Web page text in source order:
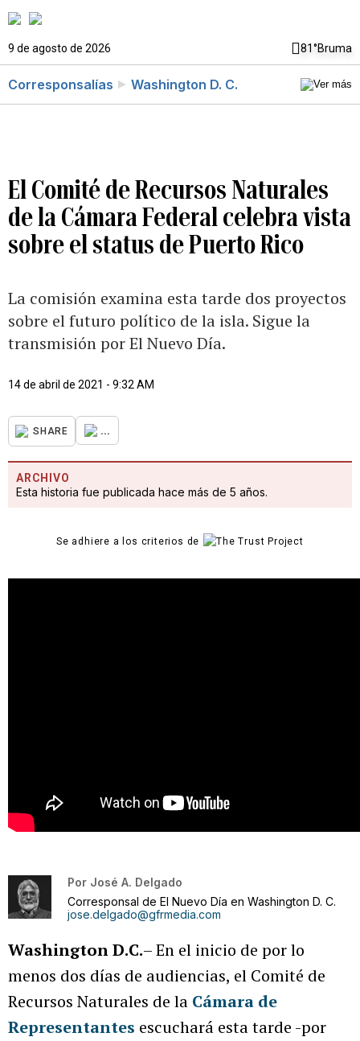
9 de agosto de 2026 81°Bruma
Corresponsalías Washington D. C.
El Comité de Recursos Naturales
de la Cámara Federal celebra vista
sobre el status de Puerto Rico
La comisión examina esta tarde dos proyectos
sobre el futuro político de la isla. Sigue la
transmisión por El Nuevo Día.
14 de abril de 2021 - 9:32 AM
SHARE ...
ARCHIVO
Esta historia fue publicada hace más de 5 años.
Se adhiere a los criterios de
Por José A. Delgado
Corresponsal de El Nuevo Día en Washington D. C.
jose.delgado@gfrmedia.com
Washington D.C.– En el inicio de por lo
menos dos días de audiencias, el Comité de
Recursos Naturales de la Cámara de
Representantes escuchará esta tarde -por